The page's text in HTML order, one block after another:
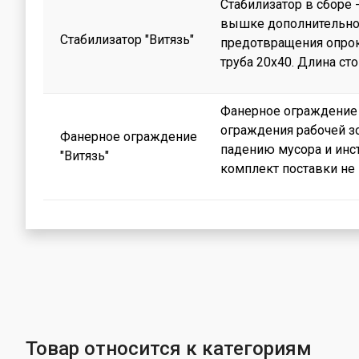
Стабилизатор "Витязь"
Стабилизатор в
вышке
предотвращения
труба 20х40. Длина
Фанерное ограждение
"Витязь"
Фанерное ограждение
ограждения рабочей
падению мусора и
комплект поставки не
Товар относится к категориям